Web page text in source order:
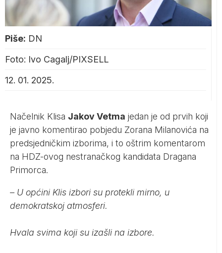
Piše: DN
Foto: Ivo Cagalj/PIXSELL
12. 01. 2025.
Načelnik Klisa Jakov Vetma jedan je od prvih koji
je javno komentirao pobjedu Zorana Milanovića na
predsjedničkim izborima, i to oštrim komentarom
na HDZ-ovog nestranačkog kandidata Dragana
Primorca.
– U općini Klis izbori su protekli mirno, u
demokratskoj atmosferi.
Hvala svima koji su izašli na izbore.